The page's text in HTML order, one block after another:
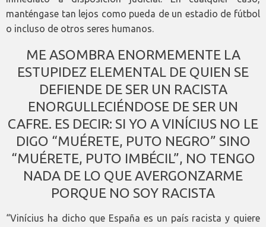
manténgase tan lejos como pueda de un estadio de fútbol
o incluso de otros seres humanos.
ME ASOMBRA ENORMEMENTE LA
ESTUPIDEZ ELEMENTAL DE QUIEN SE
DEFIENDE DE SER UN RACISTA
ENORGULLECIÉNDOSE DE SER UN
CAFRE. ES DECIR: SI YO A VINÍCIUS NO LE
DIGO “MUÉRETE, PUTO NEGRO” SINO
“MUÉRETE, PUTO IMBÉCIL”, NO TENGO
NADA DE LO QUE AVERGONZARME
PORQUE NO SOY RACISTA
“Vinícius ha dicho que España es un país racista y quiere